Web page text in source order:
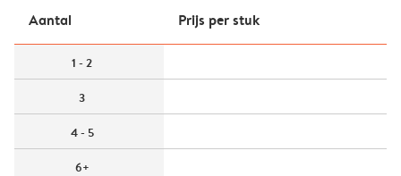
Aantal Prijs per stuk
1 - 2
3
4 - 5
6+